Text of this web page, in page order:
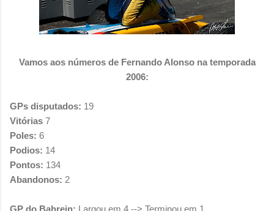
Vamos aos números de Fernando Alonso na temporada
2006:
GPs disputados: 19
Vitórias 7
Poles: 6
Podios: 14
Pontos: 134
Abandonos: 2
GP do Bahrein: Largou em 4 --> Terminou em 1